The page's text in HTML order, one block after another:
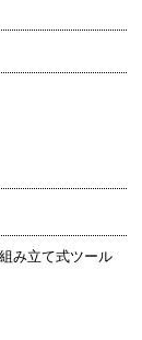
み立て式ツール